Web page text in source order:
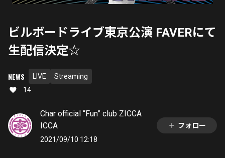
ビルボードライブ東京公演 FAVERにて
生配信決定☆
NEWS LIVE
Streaming
14
Char official “Fun” club ZICCA
ICCA
2021/09/10 12:18
フォロー